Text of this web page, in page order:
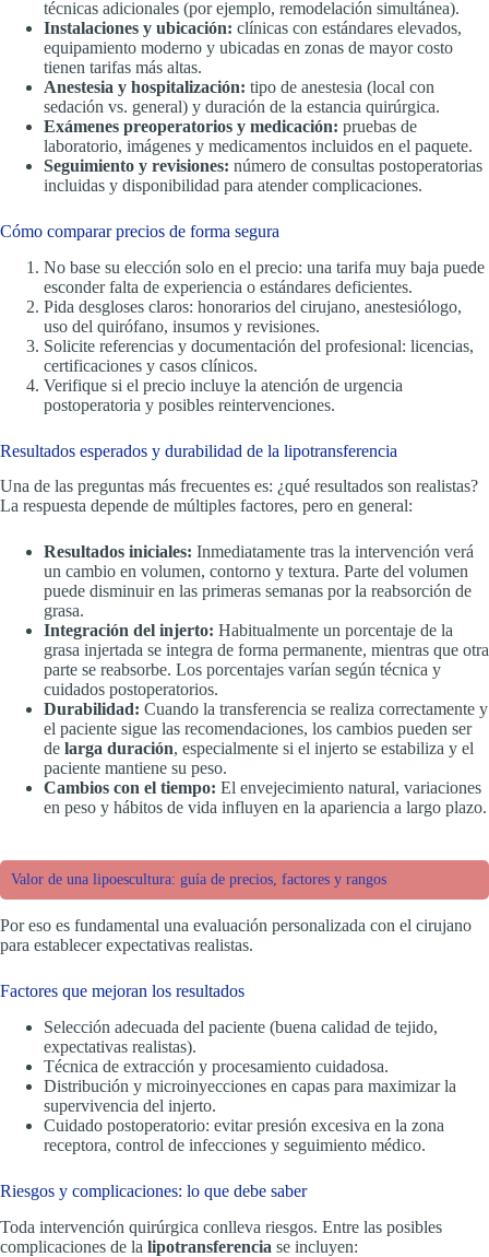
técnicas adicionales (por ejemplo, remodelación simultánea).
Instalaciones y ubicación: clínicas con estándares elevados,
equipamiento moderno y ubicadas en zonas de mayor costo
tienen tarifas más altas.
Anestesia y hospitalización: tipo de anestesia (local con
sedación vs. general) y duración de la estancia quirúrgica.
Exámenes preoperatorios y medicación: pruebas de
laboratorio, imágenes y medicamentos incluidos en el paquete.
Seguimiento y revisiones: número de consultas postoperatorias
incluidas y disponibilidad para atender complicaciones.
Cómo comparar precios de forma segura
No base su elección solo en el precio: una tarifa muy baja puede
esconder falta de experiencia o estándares deficientes.
Pida desgloses claros: honorarios del cirujano, anestesiólogo,
uso del quirófano, insumos y revisiones.
Solicite referencias y documentación del profesional: licencias,
certificaciones y casos clínicos.
Verifique si el precio incluye la atención de urgencia
postoperatoria y posibles reintervenciones.
Resultados esperados y durabilidad de la lipotransferencia
Una de las preguntas más frecuentes es: ¿qué resultados son realistas?
La respuesta depende de múltiples factores, pero en general:
Resultados iniciales: Inmediatamente tras la intervención verá
un cambio en volumen, contorno y textura. Parte del volumen
puede disminuir en las primeras semanas por la reabsorción de
grasa.
Integración del injerto: Habitualmente un porcentaje de la
grasa injertada se integra de forma permanente, mientras que otra
parte se reabsorbe. Los porcentajes varían según técnica y
cuidados postoperatorios.
Durabilidad: Cuando la transferencia se realiza correctamente y
el paciente sigue las recomendaciones, los cambios pueden ser
de larga duración, especialmente si el injerto se estabiliza y el
paciente mantiene su peso.
Cambios con el tiempo: El envejecimiento natural, variaciones
en peso y hábitos de vida influyen en la apariencia a largo plazo.
Valor de una lipoescultura: guía de precios, factores y rangos
Por eso es fundamental una evaluación personalizada con el cirujano
para establecer expectativas realistas.
Factores que mejoran los resultados
Selección adecuada del paciente (buena calidad de tejido,
expectativas realistas).
Técnica de extracción y procesamiento cuidadosa.
Distribución y microinyecciones en capas para maximizar la
supervivencia del injerto.
Cuidado postoperatorio: evitar presión excesiva en la zona
receptora, control de infecciones y seguimiento médico.
Riesgos y complicaciones: lo que debe saber
Toda intervención quirúrgica conlleva riesgos. Entre las posibles
complicaciones de la lipotransferencia se incluyen: